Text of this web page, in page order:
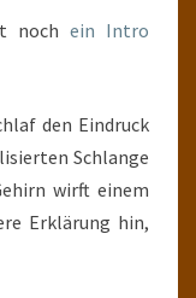
noch ein Intro
den Eindruck
Schlange
wirft einem
Erklärung hin,